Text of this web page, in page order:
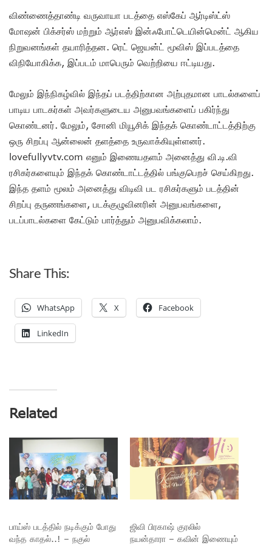
விண்ணைத்தாண்டி வருவாயா படத்தை எஸ்கேப் ஆர்டிஸ்ட்ஸ்
மோஷன் பிக்சர்ஸ் மற்றும் ஆர்எஸ் இன்ஃபோட்டெயின்மென்ட் ஆகிய
நிறுவனங்கள் தயாரித்தன. ரெட் ஜெயன்ட் மூவிஸ் இப்படத்தை
விநியோகிக்க, இப்படம் மாபெரும் வெற்றியை ஈட்டியது.
மேலும் இந்நிகழ்வில் இந்தப் படத்திற்கான அற்புதமான பாடல்களைப்
பாடிய பாடகர்கள் அவர்களுடைய அனுபவங்களைப் பகிர்ந்து
கொண்டனர். மேலும், சோனி மியூசிக் இந்தக் கொண்டாட்டத்திற்கு
ஒரு சிறப்பு ஆன்லைன் தளத்தை உருவாக்கியுள்ளனர்.
lovefullyvtv.com எனும் இணையதளம் அனைத்து வி.டி.வி
ரசிகர்களையும் இந்தக் கொண்டாட்டத்தில் பங்குபெறச் செய்கிறது.
இந்த தளம் மூலம் அனைத்து விடிவி பட ரசிகர்களும் படத்தின்
சிறப்பு தருணங்களை, படக்குழுவினரின் அனுபவங்களை,
படப்பாடல்களை கேட்டும் பார்த்தும் அனுபவிக்கலாம்.
Share This:
WhatsApp X Facebook
LinkedIn
Related
பாய்ஸ் படத்தில் நடிக்கும் போது
வந்த காதல்..! – நகுல்
ஜிவி பிரகாஷ் குரலில்
நயன்தாரா – கவின் இணையும்